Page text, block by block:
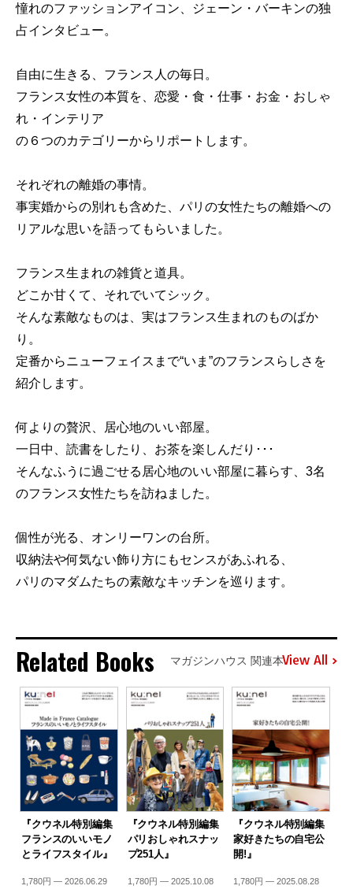
憧れのファッションアイコン、ジェーン・バーキンの独
占インタビュー。
自由に生きる、フランス人の毎日。
フランス女性の本質を、恋愛・食・仕事・お金・おしゃ
れ・インテリア
の６つのカテゴリーからリポートします。
それぞれの離婚の事情。
事実婚からの別れも含めた、パリの女性たちの離婚への
リアルな思いを語ってもらいました。
フランス生まれの雑貨と道具。
どこか甘くて、それでいてシック。
そんな素敵なものは、実はフランス生まれのものばか
り。
定番からニューフェイスまで“いま”のフランスらしさを
紹介します。
何よりの贅沢、居心地のいい部屋。
一日中、読書をしたり、お茶を楽しんだり･･･
そんなふうに過ごせる居心地のいい部屋に暮らす、3名
のフランス女性たちを訪ねました。
個性が光る、オンリーワンの台所。
収納法や何気ない飾り方にもセンスがあふれる、
パリのマダムたちの素敵なキッチンを巡ります。
Related Books マガジンハウス 関連本View All
『クウネル特別編集
フランスのいいモノ
とライフスタイル』
1,780円 — 2026.06.29
『クウネル特別編集
パリおしゃれスナッ
プ251人』
1,780円 — 2025.10.08
『クウネル特別編集
家好きたちの自宅公
開!』
1,780円 — 2025.08.28